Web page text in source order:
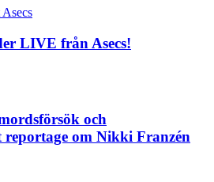
LIVE från Asecs!
och
reportage om Nikki Franzén